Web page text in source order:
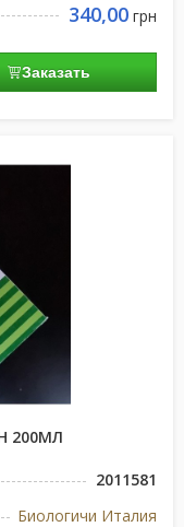
340,00 грн
Заказать
200МЛ
2011581
Биологичи Италия